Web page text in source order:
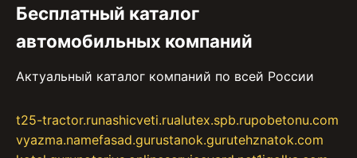
Бесплатный каталог
автомобильных компаний
Актуальный каталог компаний по всей России
t25-tractor.runashicveti.rualutex.spb.rupobetonu.com
vyazma.namefasad.gurustanok.gurutehznatok.com